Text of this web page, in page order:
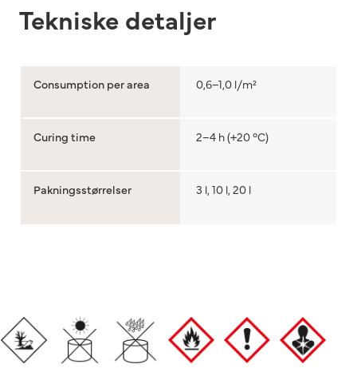
Tekniske detaljer
Consumption per area 0,6–1,0 l/m²
Curing time 2–4 h (+20 °C)
Pakningsstørrelser 3 l, 10 l, 20 l